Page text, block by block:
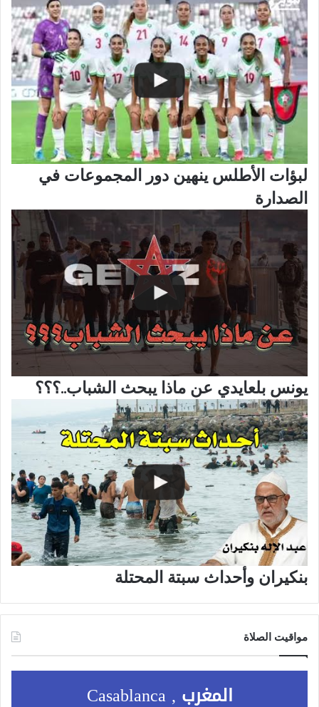
لبؤات الأطلس ينهين دور المجموعات في
الصدارة
يونس بلعايدي عن ماذا يبحث الشباب..؟؟؟
بنكيران وأحداث سبتة المحتلة
مواقيت الصلاة